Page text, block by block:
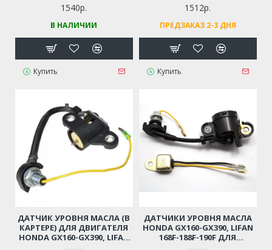
СНЕГОУБОРЩИКА /
ГЕНЕРАТОРА, ВИБРОПЛИТЫ,
МОТОПОМПЫ
МОЩНОСТЬЮ 5-7 Л.С.)
1540р.
В НАЛИЧИИ
Купить
1512р.
ПРЕДЗАКАЗ 2-3 ДНЯ
Купить
ДАТЧИК УРОВНЯ МАСЛА (В
КАРТЕРЕ) ДЛЯ ДВИГАТЕЛЯ
HONDA GX160-GX390, LIFAN
ДАТЧИКИ УРОВНЯ МАСЛА
HONDA GX160-GX390, LIFAN
168F-188F-190F ДЛЯ